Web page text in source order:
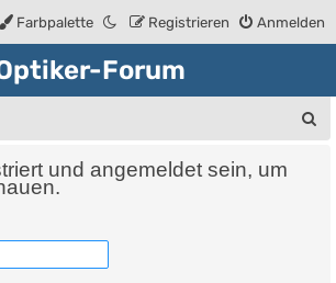
Anmelden
Registrieren
Farbpalette
Forum
und angemeldet sein, um